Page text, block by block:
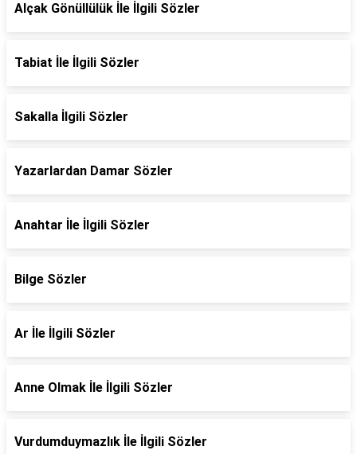
Alçak Gönüllülük İle İlgili Sözler
Tabiat İle İlgili Sözler
Sakalla İlgili Sözler
Yazarlardan Damar Sözler
Anahtar İle İlgili Sözler
Bilge Sözler
Ar İle İlgili Sözler
Anne Olmak İle İlgili Sözler
Vurdumduymazlık İle İlgili Sözler